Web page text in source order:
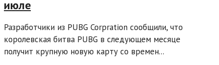
июле
Разработчики из PUBG Corpration сообщили, что
королевская битва PUBG в следующем месяце
получит крупную новую карту со времен...